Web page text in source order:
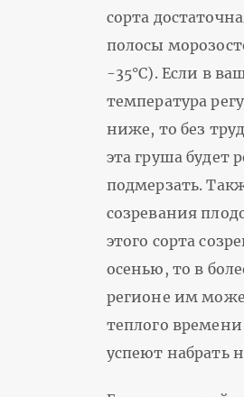
сорта
полосы
-35°С). Если в
температура
ниже, то без
эта груша будет
подмерзать.
созревания
этого сорта
осенью, то в
регионе им
теплого
успеют набрать